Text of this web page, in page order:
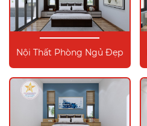
Nội Thất Phòng Ngủ Đẹp